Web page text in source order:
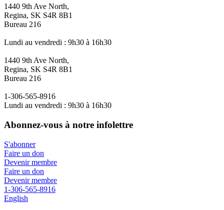
1440 9th Ave North,
Regina, SK S4R 8B1
Bureau 216
Lundi au vendredi : 9h30 à 16h30
1440 9th Ave North,
Regina, SK S4R 8B1
Bureau 216
1-306-565-8916
Lundi au vendredi : 9h30 à 16h30
Abonnez-vous à notre infolettre
S'abonner
Faire un don
Devenir membre
Faire un don
Devenir membre
1-306-565-8916
English